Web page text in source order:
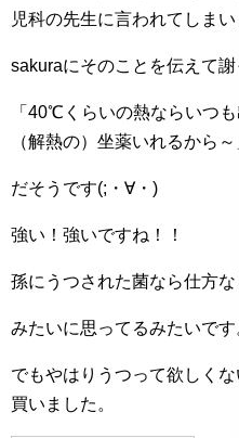
児科の先生に言われてしまい
sakuraにそのことを伝えて謝
「40℃くらいの熱ならいつ
（解熱の）坐薬いれるから～
だそうです(;・∀・)
強い！強いですね！！
孫にうつされた菌なら仕方な
みたいに思ってるみたいです
でもやはりうつって欲しく
買いました。